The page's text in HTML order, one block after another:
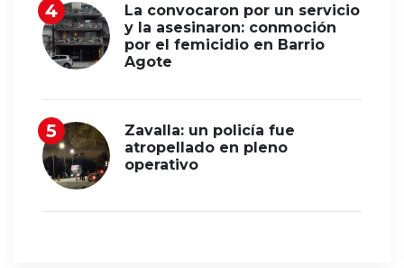
La convocaron por un servicio
y la asesinaron: conmoción
por el femicidio en Barrio
Agote
Zavalla: un policía fue
atropellado en pleno
operativo